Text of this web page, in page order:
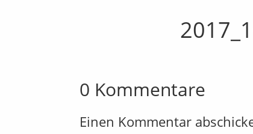
0 Kommentare
Einen Kommentar